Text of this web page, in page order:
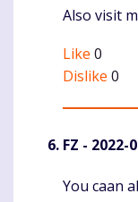
Also visit
Like 0
Dislike 0
FZ - 2022-
You caan